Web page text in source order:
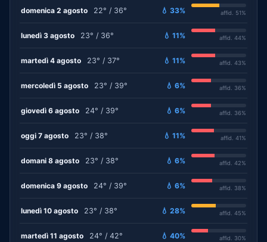
domenica 2 agosto 22° / 36° 💧 33% affid. 51%
lunedì 3 agosto 23° / 36° 💧 11% affid. 44%
martedì 4 agosto 23° / 37° 💧 11% affid. 43%
mercoledì 5 agosto 23° / 39° 💧 6% affid. 36%
giovedì 6 agosto 24° / 39° 💧 6% affid. 36%
oggi 7 agosto 23° / 38° 💧 11% affid. 41%
domani 8 agosto 23° / 38° 💧 6% affid. 42%
domenica 9 agosto 24° / 39° 💧 6% affid. 38%
lunedì 10 agosto 23° / 38° 💧 28% affid. 45%
martedì 11 agosto 24° / 42° 💧 40% affid. 30%